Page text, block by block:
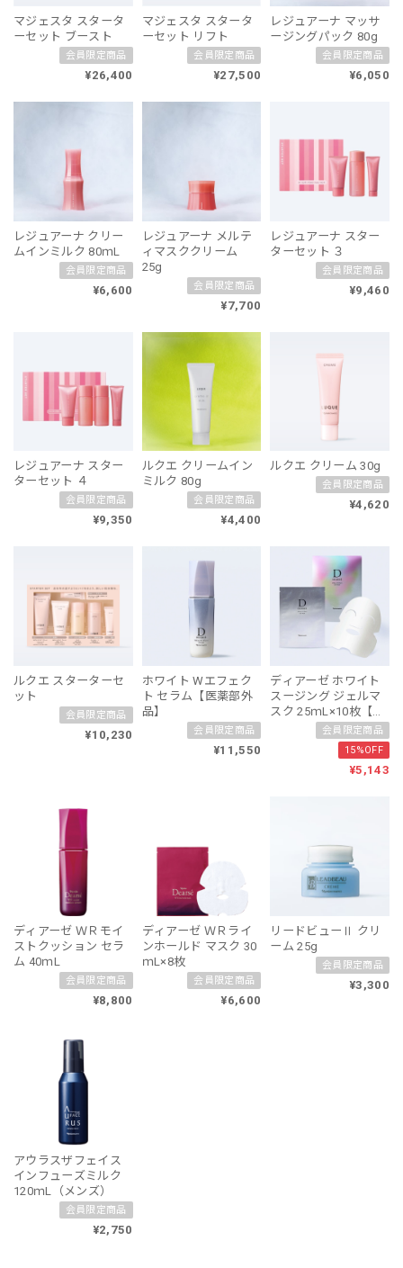
マジェスタ スタータ
ーセット ブースト
会員限定商品
¥26,400
マジェスタ スタータ
ーセット リフト
会員限定商品
¥27,500
レジュアーナ マッサ
ージングパック 80g
会員限定商品
¥6,050
レジュアーナ クリー
ムインミルク 80ｍL
会員限定商品
¥6,600
レジュアーナ メルテ
ィマスククリーム
25g
会員限定商品
¥7,700
レジュアーナ スター
ターセット ３
会員限定商品
¥9,460
レジュアーナ スター
ターセット ４
会員限定商品
¥9,350
ルクエ クリームイン
ミルク 80g
会員限定商品
¥4,400
ルクエ クリーム 30g
会員限定商品
¥4,620
ルクエ スターターセ
ット
会員限定商品
¥10,230
ホワイト Wエフェク
ト セラム【医薬部外
品】
会員限定商品
¥11,550
ディアーゼ ホワイト
スージング ジェルマ
スク 25ｍL×10枚【医
薬部外品】会員限定商品
15%OFF
¥5,143
ディアーゼ ＷＲモイ
ストクッション セラ
ム 40ｍL
会員限定商品
¥8,800
ディアーゼ ＷＲライ
ンホールド マスク 30
ｍL×8枚
会員限定商品
¥6,600
リードビューⅡ クリ
ーム 25g
会員限定商品
¥3,300
アウラスザフェイス
インフューズミルク
120ｍL（メンズ）
会員限定商品
¥2,750